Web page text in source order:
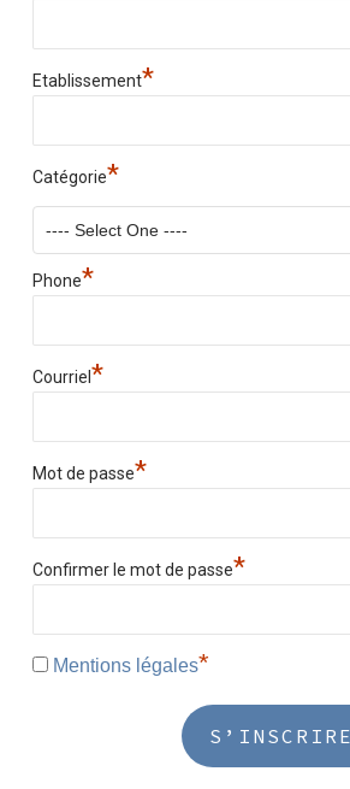
Etablissement*
Catégorie*
---- Select One ----
Phone*
Courriel *
Mot de passe*
Confirmer le mot de passe*
Mentions légales*